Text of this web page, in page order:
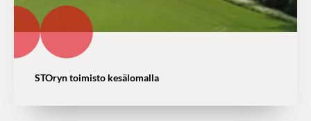
STOryn toimisto kesälomalla